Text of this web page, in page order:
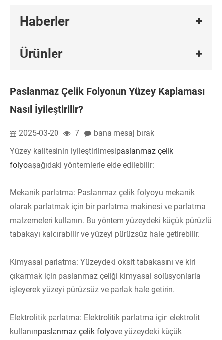
Haberler
Ürünler
Paslanmaz Çelik Folyonun Yüzey Kaplaması
Nasıl İyileştirilir?
2025-03-20 7
bana mesaj bırak
Yüzey kalitesinin iyileştirilmesipaslanmaz çelik
folyoaşağıdaki yöntemlerle elde edilebilir:
Mekanik parlatma: Paslanmaz çelik folyoyu mekanik
olarak parlatmak için bir parlatma makinesi ve parlatma
malzemeleri kullanın. Bu yöntem yüzeydeki küçük pürüzlü
tabakayı kaldırabilir ve yüzeyi pürüzsüz hale getirebilir.
Kimyasal parlatma: Yüzeydeki oksit tabakasını ve kiri
çıkarmak için paslanmaz çeliği kimyasal solüsyonlarla
işleyerek yüzeyi pürüzsüz ve parlak hale getirin.
Elektrolitik parlatma: Elektrolitik parlatma için elektrolit
kullanınpaslanmaz çelik folyove yüzeydeki küçük